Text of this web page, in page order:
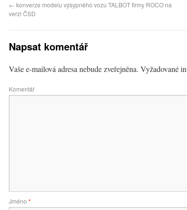
← konverze modelu výsypného vozu TALBOT firmy ROCO na
verzi ČSD
Napsat komentář
Vaše e-mailová adresa nebude zveřejněna. Vyžadované
Komentář
Jméno *